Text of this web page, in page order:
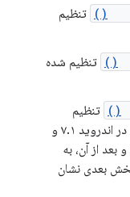
تنظیم
تنظیم شده
تنظیم
می‌شود. اولویت، میزان مزاحمت اعلان را در اندروید ۷.۱ و
قبل از آن تعیین می‌کند. برای اندروید ۸.۰ و بعد از آن، به
بعدی نشان